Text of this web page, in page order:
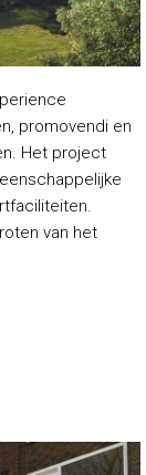
promovendi en
Het project
van het